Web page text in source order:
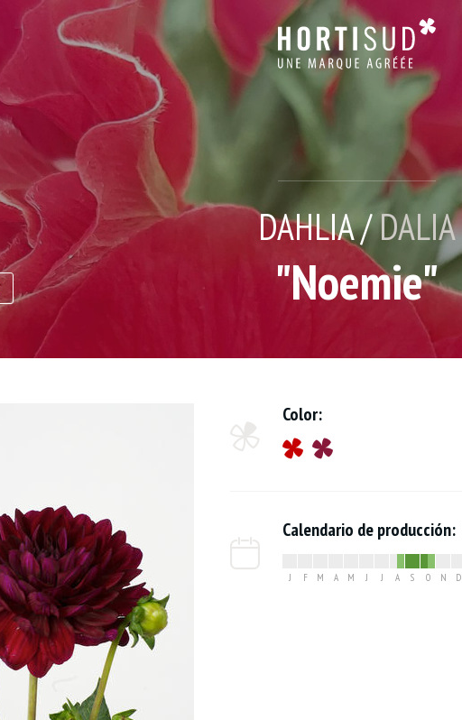
DAHLIA /DALIA
"Noemie"
Color:
Calendario de producción:
J F M A M J J A S O N D